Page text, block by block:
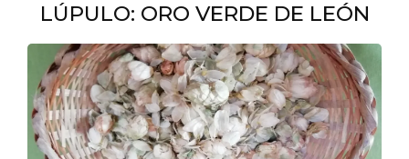
LÚPULO: ORO VERDE DE LEÓN